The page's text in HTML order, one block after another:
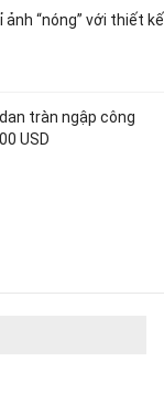
ảnh “nóng” với thiết kế
tràn ngập công
USD